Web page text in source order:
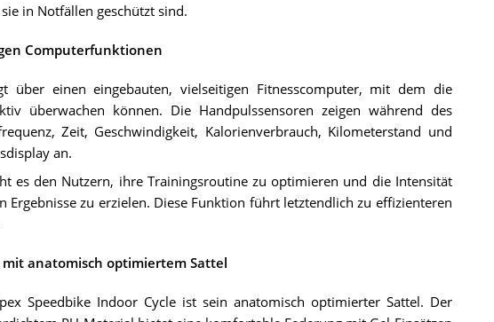
in Notfällen geschützt sind.
Computerfunktionen
über einen eingebauten, vielseitigen Fitnesscomputer, mit dem die
überwachen können. Die Handpulssensoren zeigen während des
Zeit, Geschwindigkeit, Kalorienverbrauch, Kilometerstand und
an.
es den Nutzern, ihre Trainingsroutine zu optimieren und die Intensität
Ergebnisse zu erzielen. Diese Funktion führt letztendlich zu effizienteren
anatomisch optimiertem Sattel
Speedbike Indoor Cycle ist sein anatomisch optimierter Sattel. Der